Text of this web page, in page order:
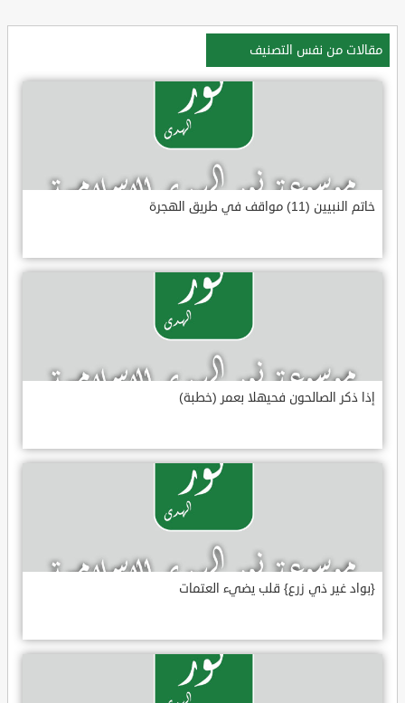
مقالات من نفس التصنيف
خاتم النبيين (11) مواقف في طريق الهجرة
إذا ذكر الصالحون فحيهلا بعمر (خطبة)
{بواد غير ذي زرع} قلب يضيء العتمات